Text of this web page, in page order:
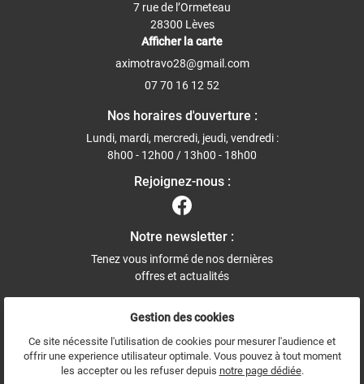
7 rue de l’Ormeteau
28300 Lèves
Afficher la carte
07 70 16 12 52
Nos horaires d'ouverture :
Lundi, mardi, mercredi, jeudi, vendredi :
8h00 - 12h00 / 13h00 - 18h00
Rejoignez-nous :
Notre newsletter :
Tenez vous informé de nos dernières
offres et actualités
Mentions Légales
Conditions générales d'utilisation
Gestion des cookies
Ce site nécessite l'utilisation de cookies pour mesurer l'audience et
offrir une experience utilisateur optimale. Vous pouvez à tout moment
les accepter ou les refuser depuis notre page dédiée.